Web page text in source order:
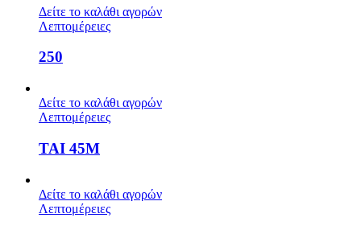
Δείτε το καλάθι αγορών
Λεπτομέρειες
250
Δείτε το καλάθι αγορών
Λεπτομέρειες
TAI 45Μ
Δείτε το καλάθι αγορών
Λεπτομέρειες